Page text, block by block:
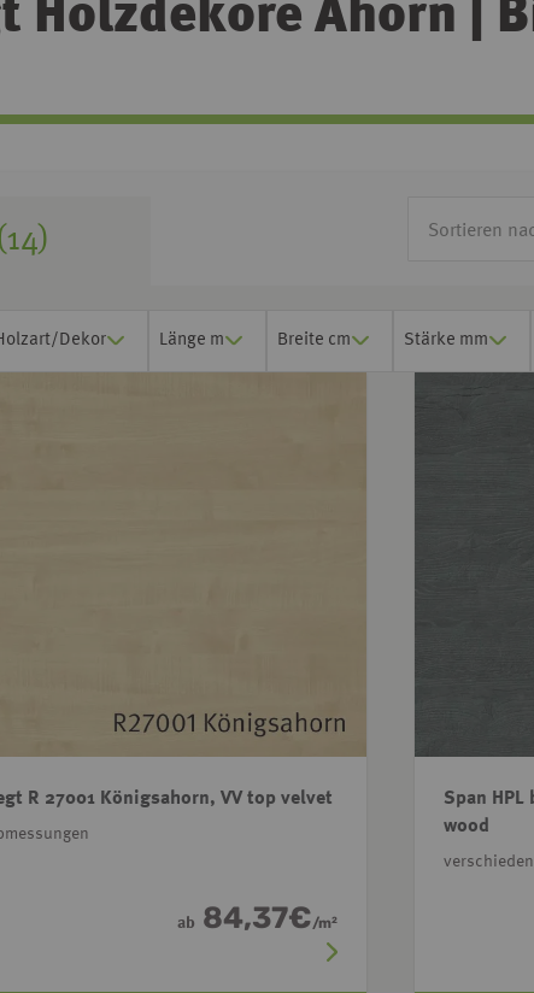
Ahorn |
Dekor Länge m Breite cm Stärke mm
R 27001 Königsahorn, VV top velvet
ab 84,37€/m2
Span HPL
wood